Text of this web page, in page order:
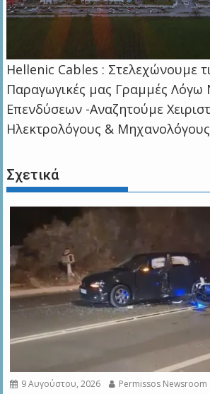
Hellenic Cables : Στελεχώνουμε
Παραγωγικές μας Γραμμές Λόγω
Επενδύσεων -Αναζητούμε
Ηλεκτρολόγους & Μηχανολόγους
Σχετικά
9 Αυγούστου, 2026 Permissos Newsroom